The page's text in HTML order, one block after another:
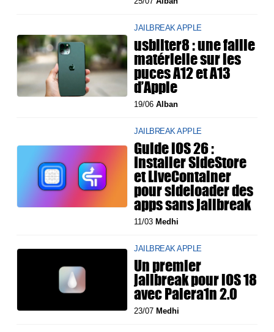
JAILBREAK APPLE
usbliter8 : une faille
matérielle sur les
puces A12 et A13
d’Apple
19/06Alban
JAILBREAK APPLE
Guide iOS 26 :
Installer SideStore
et LiveContainer
pour sideloader des
apps sans jailbreak
11/03 Medhi
JAILBREAK APPLE
Un premier
jailbreak pour iOS 18
avec Palera1n 2.0
23/07 Medhi